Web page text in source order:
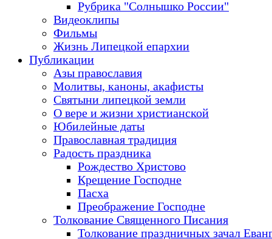
Рубрика "Солнышко России"
Видеоклипы
Фильмы
Жизнь Липецкой епархии
Публикации
Азы православия
Молитвы, каноны, акафисты
Святыни липецкой земли
О вере и жизни христианской
Юбилейные даты
Православная традиция
Радость праздника
Рождество Христово
Крещение Господне
Пасха
Преображение Господне
Толкование Священного Писания
Толкование праздничных зачал